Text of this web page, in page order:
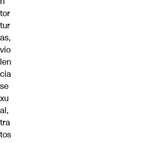
tor
tur
as,
vio
len
cia
se
xu
al,
tra
tos